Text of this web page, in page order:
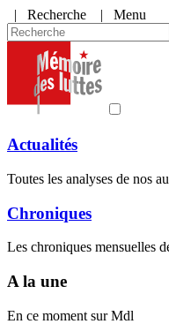
| Recherche | Menu
Actualités
Toutes les analyses de nos
Chroniques
Les chroniques mensuelles
A la une
En ce moment sur Mdl